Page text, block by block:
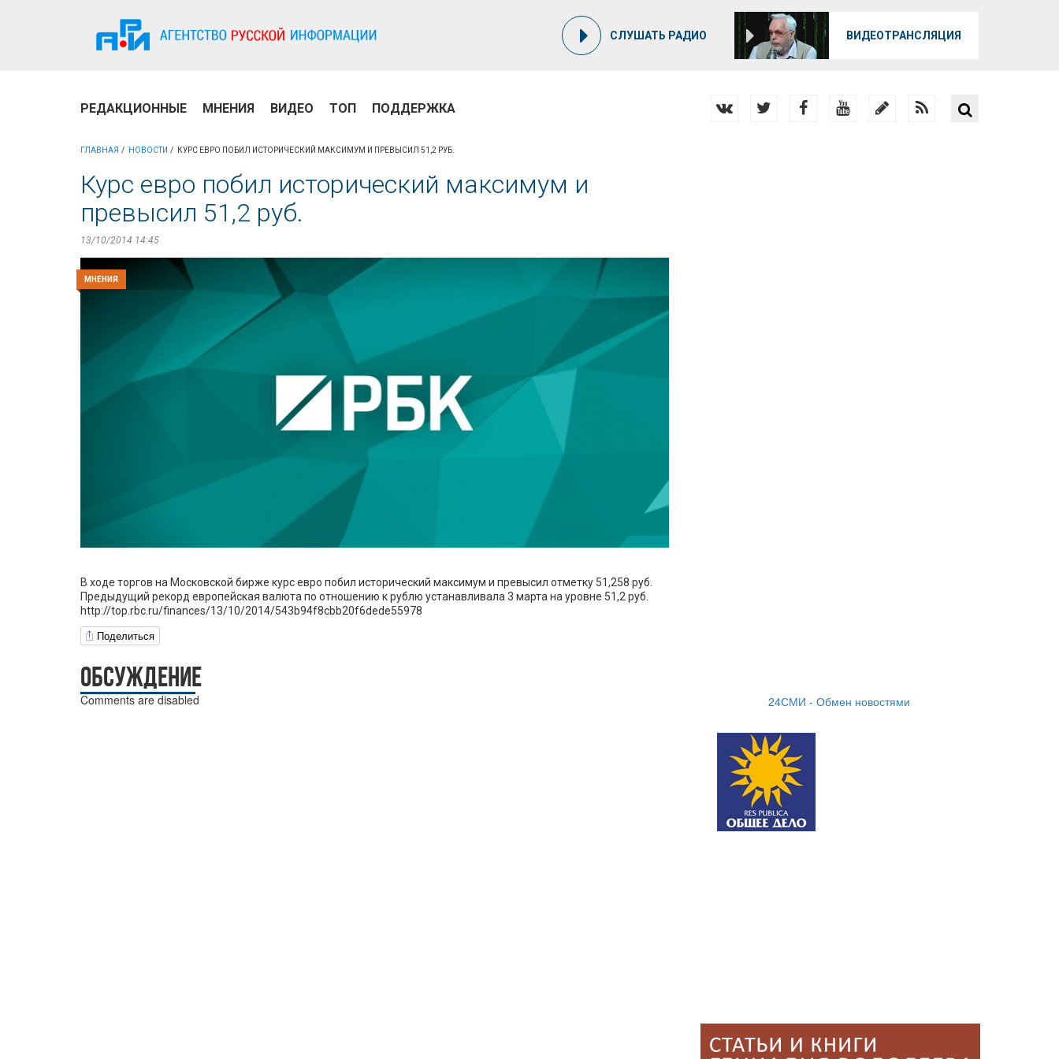
СЛУШАТЬ РАДИО ВИДЕОТРАНСЛЯЦИЯ
РЕДАКЦИОННЫЕ МНЕНИЯ ВИДЕО ТОП ПОДДЕРЖКА
ГЛАВНАЯ НОВОСТИ КУРС ЕВРО ПОБИЛ ИСТОРИЧЕСКИЙ МАКСИМУМ И ПРЕВЫСИЛ 51,2 РУБ.
Курс евро побил исторический максимум и
превысил 51,2 руб.
13/10/2014 14:45
МНЕНИЯ
В ходе торгов на Московской бирже курс евро побил исторический максимум и превысил отметку 51,258 руб.
Предыдущий рекорд европейская валюта по отношению к рублю устанавливала 3 марта на уровне 51,2 руб.
http://top.rbc.ru/finances/13/10/2014/543b94f8cbb20f6dede55978
Поделиться
ОБСУЖДЕНИЕ
Comments are disabled 24СМИ - Обмен новостями